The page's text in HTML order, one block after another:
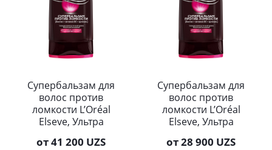
Супербальзам для
волос против
ломкости L’Oréal
Elseve, Ультра
от41 200 UZS
Супербальзам для
волос против
ломкости L’Oréal
Elseve, Ультра
от28 900 UZS